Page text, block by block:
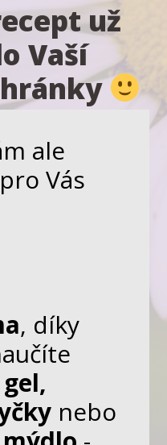
už
Vaší
ale
Vás
, díky
nebo